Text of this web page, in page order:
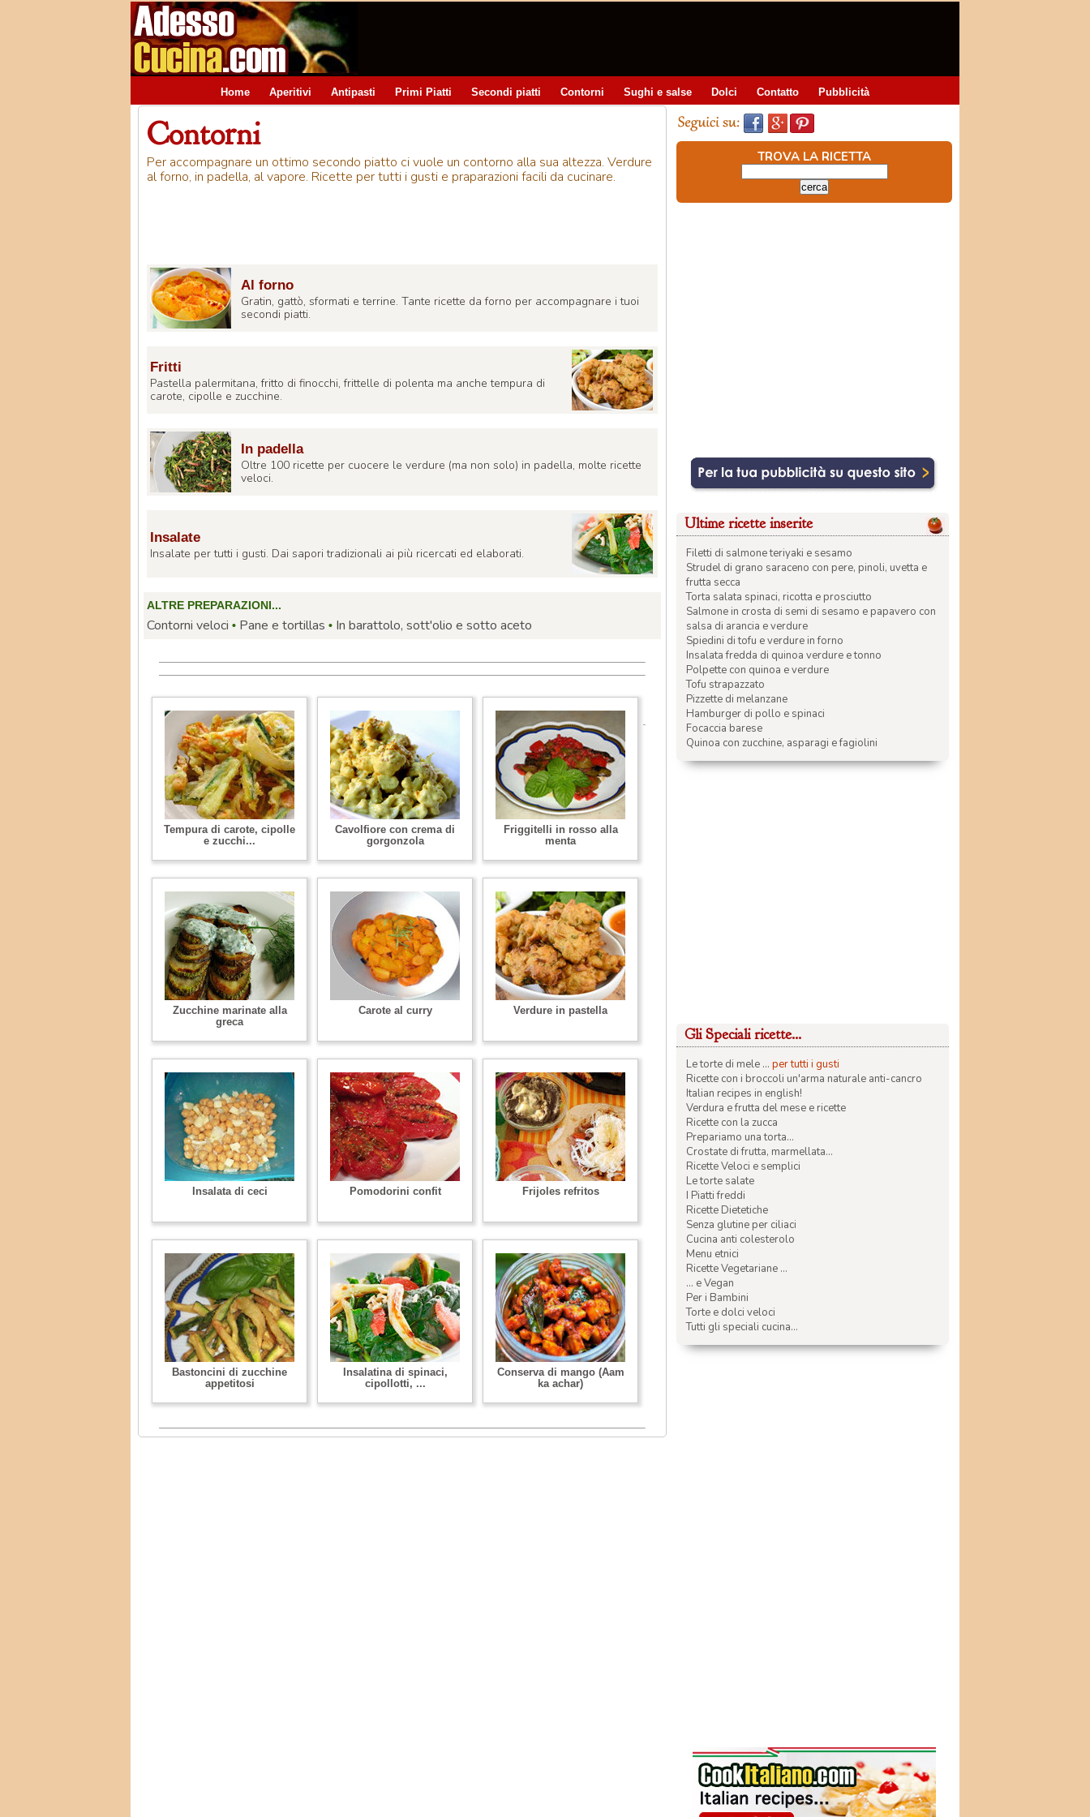
Home Aperitivi Antipasti Primi Piatti Secondi piatti Contorni Sughi e salse Dolci Contatto Pubblicità
Contorni
Per accompagnare un ottimo secondo piatto ci vuole un contorno alla sua altezza. Verdure
al forno, in padella, al vapore. Ricette per tutti i gusti e praparazioni facili da cucinare.
Al forno
Gratin, gattò, sformati e terrine. Tante ricette da forno per accompagnare i tuoi
secondi piatti.
Fritti
Pastella palermitana, fritto di finocchi, frittelle di polenta ma anche tempura di
carote, cipolle e zucchine.
In padella
Oltre 100 ricette per cuocere le verdure (ma non solo) in padella, molte ricette
veloci.
Insalate
Insalate per tutti i gusti. Dai sapori tradizionali ai più ricercati ed elaborati.
ALTRE PREPARAZIONI...
Contorni veloci • Pane e tortillas • In barattolo, sott'olio e sotto aceto
Tempura di carote, cipolle
e zucchi...
Cavolfiore con crema di
gorgonzola
Friggitelli in rosso alla
menta
Zucchine marinate alla
greca
Carote al curry Verdure in pastella
Insalata di ceci Pomodorini confit Frijoles refritos
Bastoncini di zucchine
appetitosi
Insalatina di spinaci,
cipollotti, ...
Conserva di mango (Aam
ka achar)
TROVA LA RICETTA
Ultime ricette inserite
Filetti di salmone teriyaki e sesamo
Strudel di grano saraceno con pere, pinoli, uvetta e
frutta secca
Torta salata spinaci, ricotta e prosciutto
Salmone in crosta di semi di sesamo e papavero con
salsa di arancia e verdure
Spiedini di tofu e verdure in forno
Insalata fredda di quinoa verdure e tonno
Polpette con quinoa e verdure
Tofu strapazzato
Pizzette di melanzane
Hamburger di pollo e spinaci
Focaccia barese
Quinoa con zucchine, asparagi e fagiolini
Gli Speciali ricette...
Le torte di mele ... per tutti i gusti
Ricette con i broccoli un'arma naturale anti-cancro
Italian recipes in english!
Verdura e frutta del mese e ricette
Ricette con la zucca
Prepariamo una torta...
Crostate di frutta, marmellata...
Ricette Veloci e semplici
Le torte salate
I Piatti freddi
Ricette Dietetiche
Senza glutine per ciliaci
Cucina anti colesterolo
Menu etnici
Ricette Vegetariane ...
... e Vegan
Per i Bambini
Torte e dolci veloci
Tutti gli speciali cucina...